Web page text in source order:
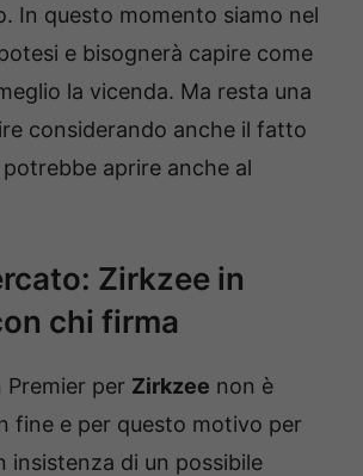
In questo momento siamo nel
e bisognerà capire come
la vicenda. Ma resta una
considerando anche il fatto
aprire anche al
Zirkzee in
chi firma
Premier per Zirkzee non è
fine e per questo motivo per
insistenza di un possibile